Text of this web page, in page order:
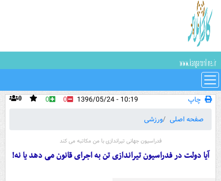
چاپ 0 0 0
10:19 - 1396/05/24
صفحه اصلی
ورزشی
فدراسیون جهانی تیراندازی با من مکاتبه می کند
آیا دولت در فدراسیون تیراندازی تن به اجرای قانون می دهد یا نه!